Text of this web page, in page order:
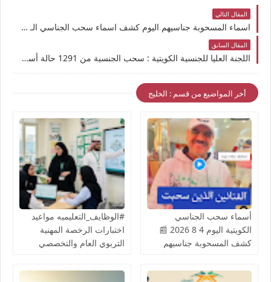
المقال التالي
اسماء المسحوبة جناسيهم اليوم كشف اسماء سحب الجناسي الـ 1291 حالة تمهيداً لعرضها على مجلس الوزراء
المقال السابق
اللجنة العليا للجنسية الكويتية : سحب الجنسية من 1291 حالة أسماء بارزة ضمن قائمة سحب الجناسي بالكويت
أخر المواضيع من قسم : الخليج
أسماء سحب الجناسي
الكويتية اليوم 4 8 2026 📰
كشف المسحوبة جناسيهم
الفنانيين أعمال جليلة
#الوظايف_التعليميه مواعيد
اختبارات الرخصة المهنية
التربوي العام والتخصصي
قياس ETEC